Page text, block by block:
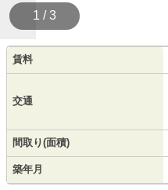
1 / 3
賃料
交通
間取り(面積)
築年月